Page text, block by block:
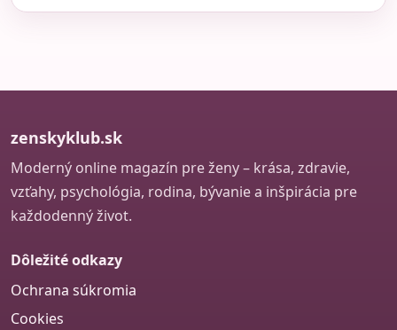
zenskyklub.sk
Moderný online magazín pre ženy – krása, zdravie,
vzťahy, psychológia, rodina, bývanie a inšpirácia pre
každodenný život.
Dôležité odkazy
Ochrana súkromia
Cookies